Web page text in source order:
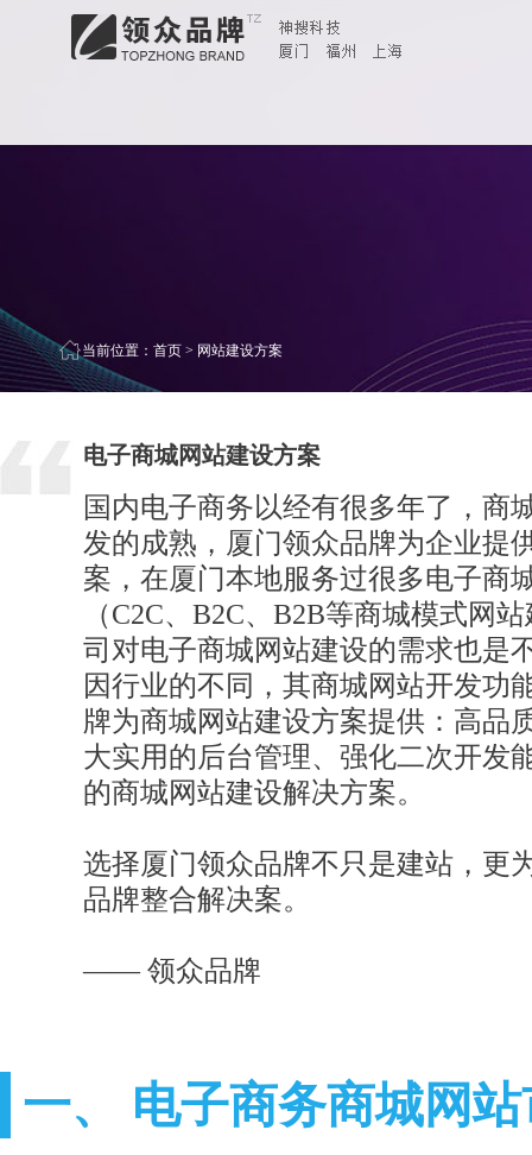
当前位置： 首页 > 网站建设方案
电子商城网站建设方案
国内电子商务以经有很多年了，商
发的成熟，厦门领众品牌为企业提
案，在厦门本地服务过很多电子商
（C2C、B2C、B2B等商城模式网
司对电子商城网站建设的需求也是
因行业的不同，其商城网站开发功
牌为商城网站建设方案提供：高品
大实用的后台管理、强化二次开发
的商城网站建设解决方案。
选择厦门领众品牌不只是建站，更
品牌整合解决案。
—— 领众品牌
一、 电子商务商城网